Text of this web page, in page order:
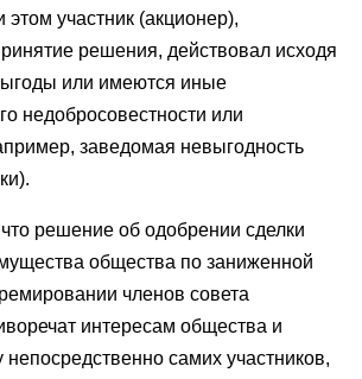
этом участник (акционер),
решения, действовал исходя
или имеются иные
недобросовестности или
заведомая невыгодность
решение об одобрении сделки
общества по заниженной
членов совета
интересам общества и
непосредственно самих участников,